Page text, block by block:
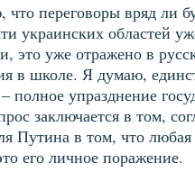
что переговоры вряд ли
украинских областей
это уже отражено в
в школе. Я думаю,
– полное упразднение
заключается в том,
Путина в том, что любая
его личное поражение.